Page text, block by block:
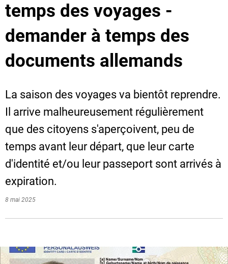
temps des voyages -
demander à temps des
documents allemands
La saison des voyages va bientôt reprendre.
Il arrive malheureusement régulièrement
que des citoyens s'aperçoivent, peu de
temps avant leur départ, que leur carte
d'identité et/ou leur passeport sont arrivés à
expiration.
8 mai 2025